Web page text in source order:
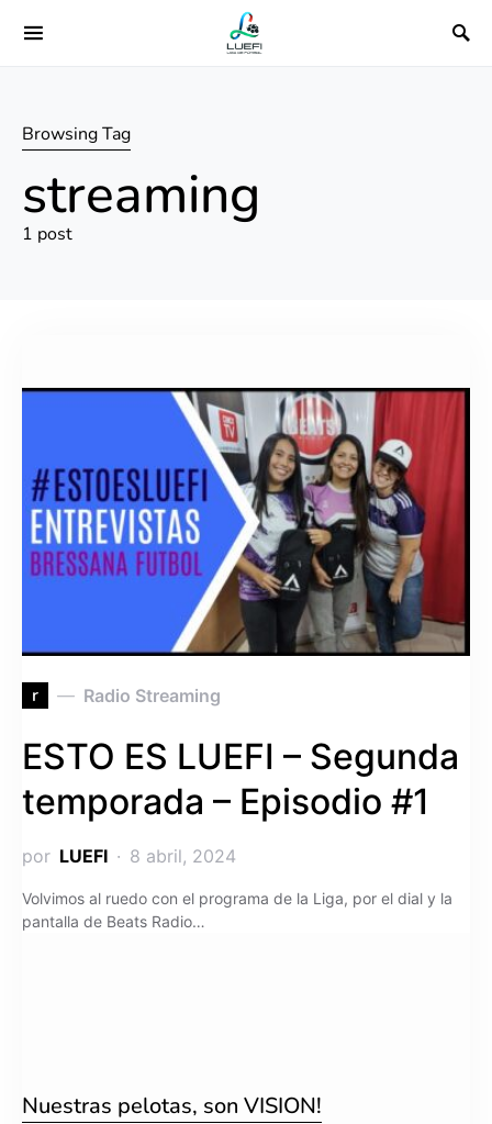
Browsing Tag
streaming
1 post
r Radio Streaming
ESTO ES LUEFI – Segunda
temporada – Episodio #1
por LUEFI 8 abril, 2024
Volvimos al ruedo con el programa de la Liga, por el dial y la
pantalla de Beats Radio…
Nuestras pelotas, son VISION!